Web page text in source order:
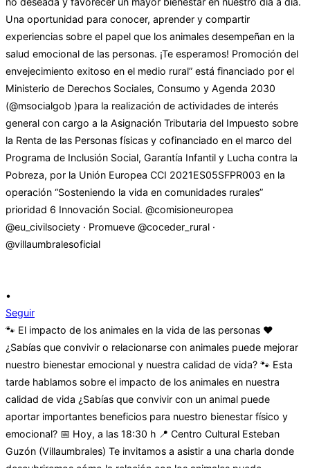
•
Seguir
🐾 El impacto de los animales en la vida de las personas ❤️
¿Sabías que convivir o relacionarse con animales puede mejorar
nuestro bienestar emocional y nuestra calidad de vida? 🐾 Esta
tarde hablamos sobre el impacto de los animales en nuestra
calidad de vida ¿Sabías que convivir con un animal puede
aportar importantes beneficios para nuestro bienestar físico y
emocional? 📅 Hoy, a las 18:30 h 📍 Centro Cultural Esteban
Guzón (Villaumbrales) Te invitamos a asistir a una charla donde